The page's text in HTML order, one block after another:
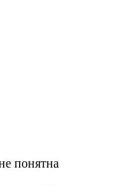
понятна